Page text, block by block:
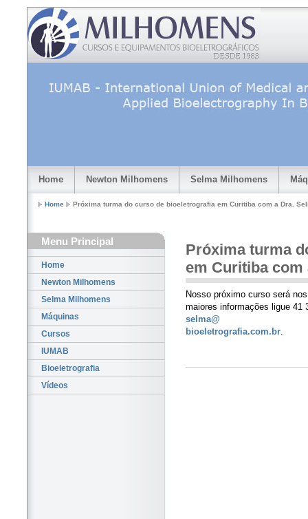
Home Newton Milhomens Selma Milhomens
Home Próxima turma do curso de bioeletrografia em Curitiba com a Dra.
Menu Principal
Home
Newton Milhomens
Selma Milhomens
Máquinas
Cursos
IUMAB
Bioeletrografia
Vídeos
Próxima turma
em Curitiba com
Nosso próximo curso será
maiores informações ligue 41
selma@
bioeletrografia.com.br.